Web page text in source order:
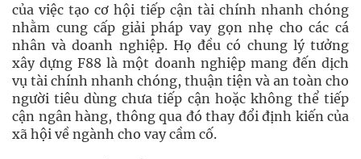
của việc tạo cơ hội tiếp cận tài chính nhanh chóng
nhằm cung cấp giải pháp vay gọn nhẹ cho các cá
nhân và doanh nghiệp. Họ đều có chung lý tưởng
xây dựng F88 là một doanh nghiệp mang đến dịch
vụ tài chính nhanh chóng, thuận tiện và an toàn cho
người tiêu dùng chưa tiếp cận hoặc không thể tiếp
cận ngân hàng, thông qua đó thay đổi định kiến của
xã hội về ngành cho vay cầm cố.